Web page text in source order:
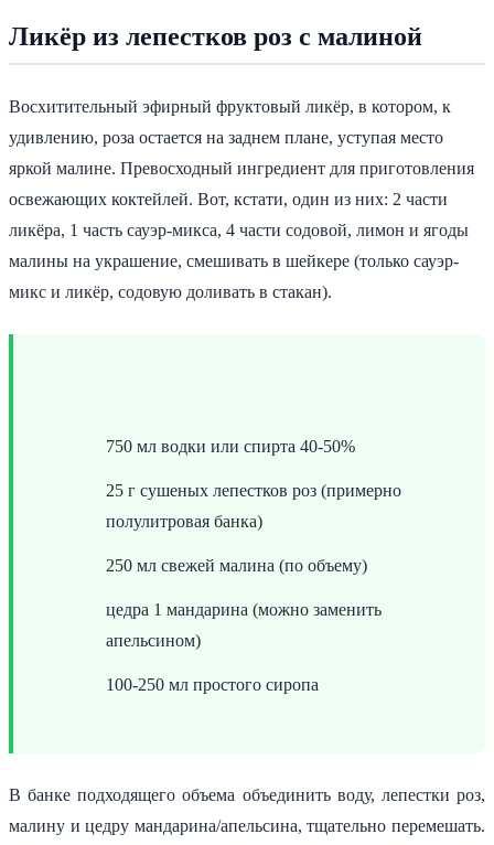
Ликёр из лепестков роз с малиной
Восхитительный эфирный фруктовый ликёр, в котором, к
удивлению, роза остается на заднем плане, уступая место
яркой малине. Превосходный ингредиент для приготовления
освежающих коктейлей. Вот, кстати, один из них: 2 части
ликёра, 1 часть сауэр-микса, 4 части содовой, лимон и ягоды
малины на украшение, смешивать в шейкере (только сауэр-
микс и ликёр, содовую доливать в стакан).
750 мл водки или спирта 40-50%
25 г сушеных лепестков роз (примерно
полулитровая банка)
250 мл свежей малина (по объему)
цедра 1 мандарина (можно заменить
апельсином)
100-250 мл простого сиропа
В банке подходящего объема объединить воду, лепестки роз,
малину и цедру мандарина/апельсина, тщательно перемешать.